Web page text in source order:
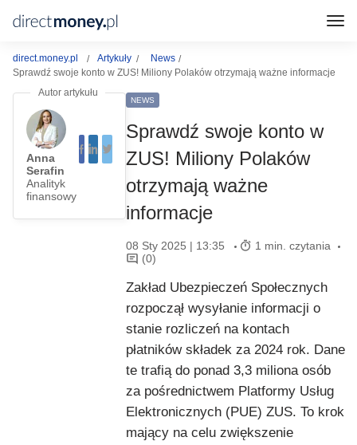
direct.money.pl Artykuły
News
Sprawdź swoje konto w ZUS! Miliony Polaków otrzymają ważne informacje
Anna
Serafin
Analityk
finansowy
NEWS
Sprawdź swoje konto w
ZUS! Miliony Polaków
otrzymają ważne
informacje
08 Sty 2025 | 13:35
1 min. czytania
(0)
Zakład Ubezpieczeń Społecznych
rozpoczął wysyłanie informacji o
stanie rozliczeń na kontach
płatników składek za 2024 rok. Dane
te trafią do ponad 3,3 miliona osób
za pośrednictwem Platformy Usług
Elektronicznych (PUE) ZUS. To krok
mający na celu zwiększenie